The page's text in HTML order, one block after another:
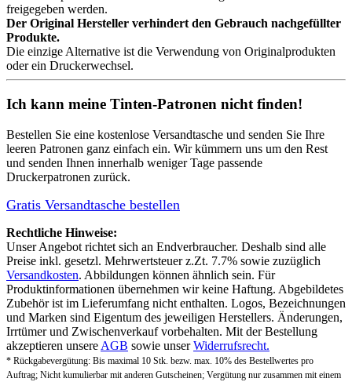
freigegeben werden.
Der Original Hersteller verhindert den Gebrauch nachgefüllter
Produkte.
Die einzige Alternative ist die Verwendung von Originalprodukten
oder ein Druckerwechsel.
Ich kann meine Tinten-Patronen nicht finden!
Bestellen Sie eine kostenlose Versandtasche und senden Sie Ihre
leeren Patronen ganz einfach ein. Wir kümmern uns um den Rest
und senden Ihnen innerhalb weniger Tage passende
Druckerpatronen zurück.
Gratis Versandtasche bestellen
Rechtliche Hinweise:
Unser Angebot richtet sich an Endverbraucher. Deshalb sind alle
Preise inkl. gesetzl. Mehrwertsteuer z.Zt. 7.7% sowie zuzüglich
Versandkosten. Abbildungen können ähnlich sein. Für
Produktinformationen übernehmen wir keine Haftung. Abgebildetes
Zubehör ist im Lieferumfang nicht enthalten. Logos, Bezeichnungen
und Marken sind Eigentum des jeweiligen Herstellers. Änderungen,
Irrtümer und Zwischenverkauf vorbehalten. Mit der Bestellung
akzeptieren unsere AGB sowie unserWiderrufsrecht.
* Rückgabevergütung: Bis maximal 10 Stk. bezw. max. 10% des Bestellwertes pro
Auftrag; Nicht kumulierbar mit anderen Gutscheinen; Vergütung nur zusammen mit einem